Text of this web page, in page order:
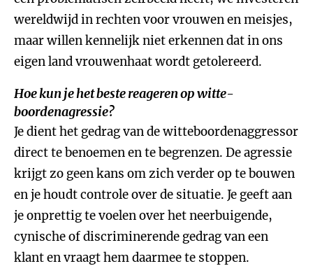
wereldwijd in rechten voor vrouwen en meisjes,
maar willen kennelijk niet erkennen dat in ons
eigen land vrouwenhaat wordt getolereerd.
Hoe kun je het beste reageren op witte-
boordenagressie?
Je dient het gedrag van de witteboordenaggressor
direct te benoemen en te begrenzen. De agressie
krijgt zo geen kans om zich verder op te bouwen
en je houdt controle over de situatie. Je geeft aan
je onprettig te voelen over het neerbuigende,
cynische of discriminerende gedrag van een
klant en vraagt hem daarmee te stoppen.